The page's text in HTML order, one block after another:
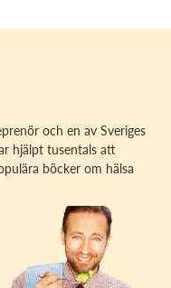
och en av Sveriges
hjälpt tusentals att
böcker om hälsa